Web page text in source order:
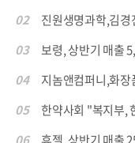
02
진원생명과학,김경
03
보령, 상반기 매출
04
지놈앤컴퍼니,화
05
한약사회 "복지부,